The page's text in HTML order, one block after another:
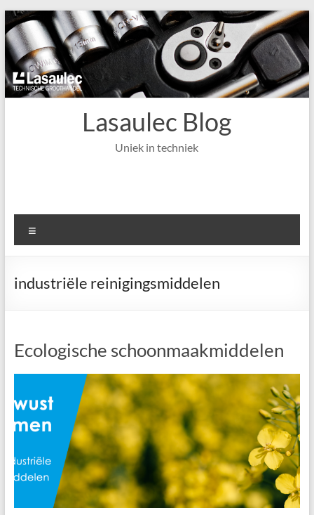
Ga
naar
de
inhoud
Lasaulec Blog
Uniek in techniek
industriële reinigingsmiddelen
Ecologische schoonmaakmiddelen